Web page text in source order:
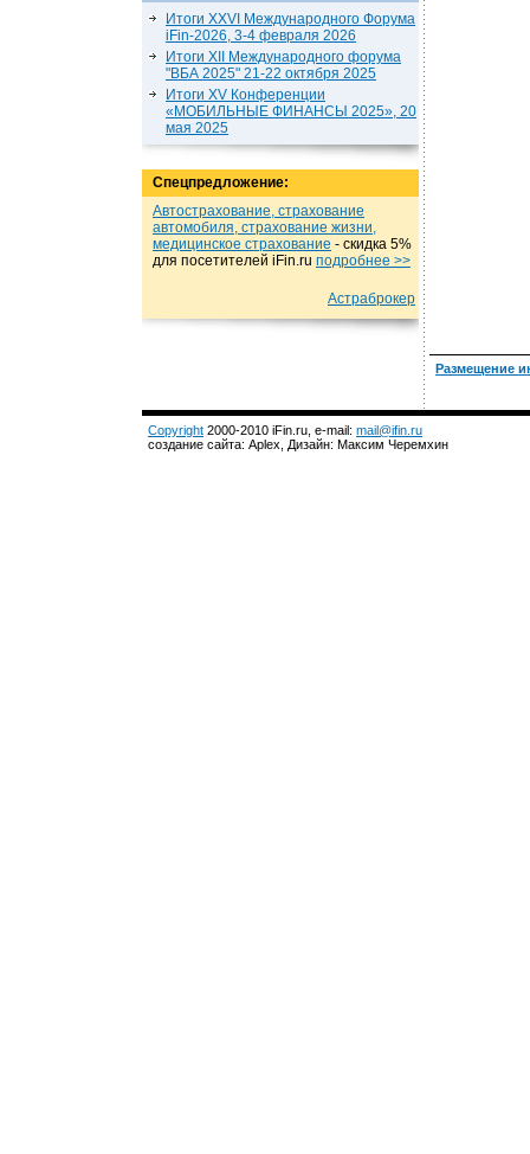
Итоги XXVI Международного Форума
iFin-2026, 3-4 февраля 2026
Итоги XII Международного форума
"ВБА 2025" 21-22 октября 2025
Итоги XV Конференции
«МОБИЛЬНЫЕ ФИНАНСЫ 2025», 20
мая 2025
Спецпредложение:
Автострахование, страхование
автомобиля, страхование жизни,
медицинское страхование - cкидка 5%
для посетителей iFin.ru подробнеe >>
Астраброкер
Размещение
Copyright 2000-2010 iFin.ru, e-mail: mail@ifin.ru
создание сайта: Aplex, Дизайн: Максим Черемхин